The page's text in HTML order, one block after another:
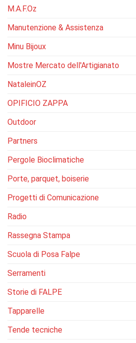
M.A.F.Oz
Manutenzione & Assistenza
Minu Bijoux
Mostre Mercato dell'Artigianato
NataleinOZ
OPIFICIO ZAPPA
Outdoor
Partners
Pergole Bioclimatiche
Porte, parquet, boiserie
Progetti di Comunicazione
Radio
Rassegna Stampa
Scuola di Posa Falpe
Serramenti
Storie di FALPE
Tapparelle
Tende tecniche